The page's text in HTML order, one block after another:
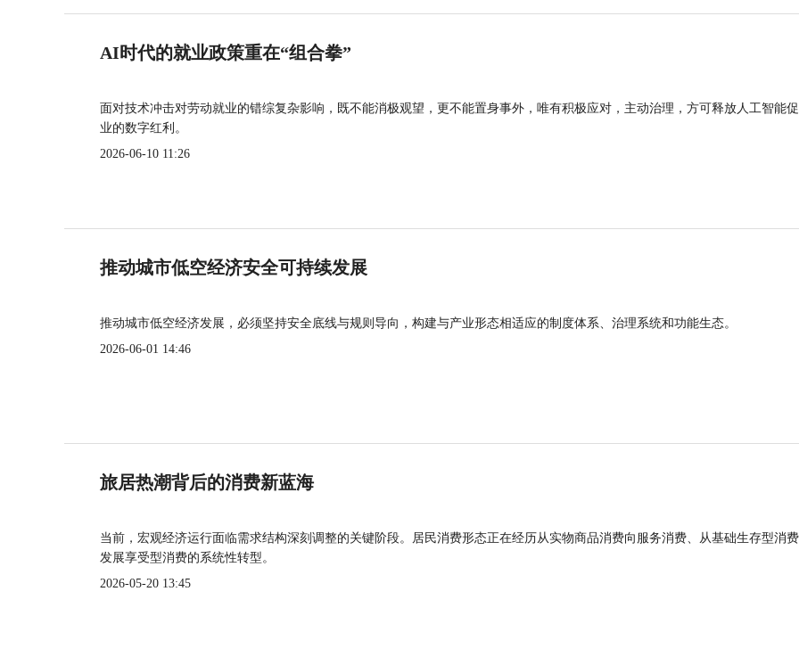
AI时代的就业政策重在“组合拳”
面对技术冲击对劳动就业的错综复杂影响，既不能消极观望，更不能置身事外，唯有积极应对，主动治理，方可释放人工智能
业的数字红利。
2026-06-10 11:26
推动城市低空经济安全可持续发展
推动城市低空经济发展，必须坚持安全底线与规则导向，构建与产业形态相适应的制度体系、治理系统和功能生态。
2026-06-01 14:46
旅居热潮背后的消费新蓝海
当前，宏观经济运行面临需求结构深刻调整的关键阶段。居民消费形态正在经历从实物商品消费向服务消费、从基础生存型消
发展享受型消费的系统性转型。
2026-05-20 13:45